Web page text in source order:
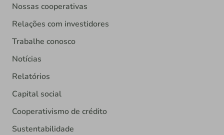
Nossas cooperativas
Relações com investidores
Trabalhe conosco
Notícias
Relatórios
Capital social
Cooperativismo de crédito
Sustentabilidade